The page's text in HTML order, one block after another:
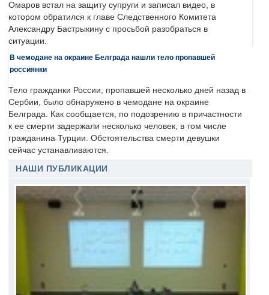
Омаров встал на защиту супруги и записал видео, в
котором обратился к главе Следственного Комитета
Александру Бастрыкину с просьбой разобраться в
ситуации.
В чемодане на окраине Белграда нашли тело пропавшей
россиянки
Тело гражданки России, пропавшей несколько дней назад в
Сербии, было обнаружено в чемодане на окраине
Белграда. Как сообщается, по подозрению в причастности
к ее смерти задержали несколько человек, в том числе
гражданина Турции. Обстоятельства смерти девушки
сейчас устанавливаются.
НАШИ ПУБЛИКАЦИИ